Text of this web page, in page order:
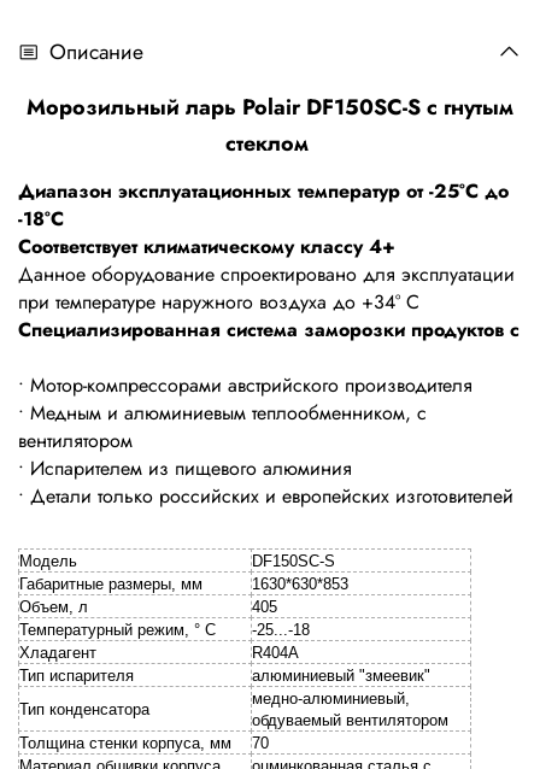
Описание
Морозильный ларь Polair DF150SC-S с гнутым
стеклом
Диапазон эксплуатационных температур от -25°С до
-18°С
Соответствует климатическому классу 4+
Данное оборудование спроектировано для эксплуатации
при температуре наружного воздуха до +34° С
Специализированная система заморозки продуктов с
• Мотор-компрессорами австрийского производителя
• Медным и алюминиевым теплообменником, с
вентилятором
• Испарителем из пищевого алюминия
• Детали только российских и европейских изготовителей
Модель
DF150SC-S
Габаритные размеры, мм
1630*630*853
Объем, л
405
Температурный режим, ° С
-25...-18
Хладагент
R404A
Тип испарителя
алюминиевый "змеевик"
Тип конденсатора
медно-алюминиевый,
обдуваемый вентилятором
Толщина стенки корпуса, мм
70